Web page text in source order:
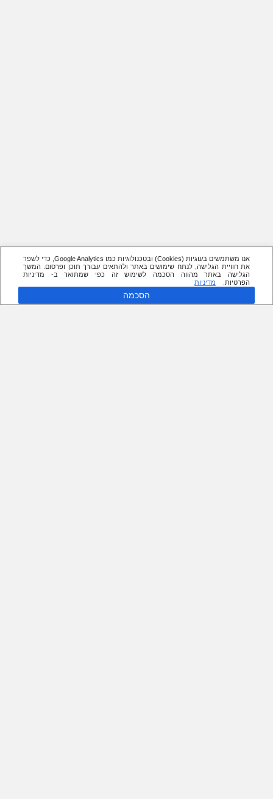
אנו משתמשים בעוגיות (Cookies) ובטכנולוגיות כמו Google Analytics, כדי לשפר
את חוויית הגלישה, לנתח שימושים באתר ולהתאים עבורך תוכן ופרסום. המשך
הגלישה באתר מהווה הסכמה לשימוש זה כפי שמתואר ב- מדיניות
הפרטיות.
מדיניות
הסכמה